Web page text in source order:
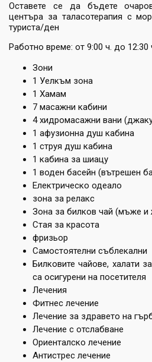
Оставете се да бъдете
центъра за таласотерапия с
туриста/ден
Работно време: от 9:00 ч. до 12:30
Зони
1 Уелкъм зона
1 Хамам
7 масажни кабини
4 хидромасажни вани
1 афузионна душ кабина
1 струя душ кабина
1 кабина за шиацу
1 воден басейн (вътрешен
Електрическо одеало
зона за релакс
Зона за билков чай (мъже и
Стая за красота
фризьор
Самостоятелни съблекални
Билковите чайове, халати
са осигурени на посетителя
Лечения
Фитнес лечение
Лечение за здравето на
Лечение с отслабване
Ориенталско лечение
Антистрес лечение